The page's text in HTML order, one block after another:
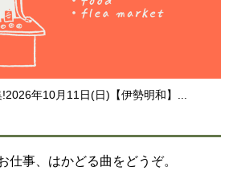
イヤー三重presents！夏休...
仕事、はかどる曲をどうぞ。